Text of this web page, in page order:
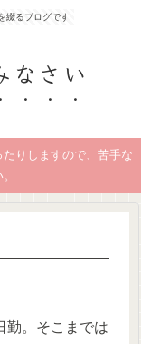
綴るブログです
なさい
りしますので、苦手な
勤。そこまでは